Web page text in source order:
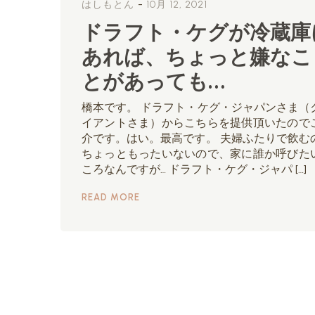
はしもとん - 10月 12, 2021
ドラフト・ケグが冷蔵
あれば、ちょっと嫌なこ
とがあっても…
橋本です。 ドラフト・ケグ・ジャパンさま（
イアントさま）からこちらを提供頂いたので
介です。はい。最高です。 夫婦ふたりで飲む
ちょっともったいないので、家に誰か呼びた
ころなんですが… ドラフト・ケグ・ジャパ […]
READ MORE